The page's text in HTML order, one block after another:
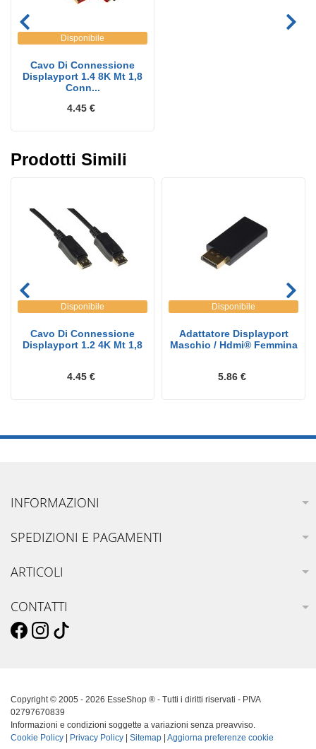
Disponibile
Cavo Di Connessione
Displayport 1.4 8K Mt 1,8
Conn...
4.45 €
Prodotti Simili
Disponibile
Cavo Di Connessione
Displayport 1.2 4K Mt 1,8
4.45 €
Disponibile
Adattatore Displayport
Maschio / Hdmi® Femmina
5.86 €
INFORMAZIONI
SPEDIZIONI E PAGAMENTI
ARTICOLI
CONTATTI
Copyright © 2005 - 2026 EsseShop ® - Tutti i diritti riservati - PIVA
02797670839
Informazioni e condizioni soggette a variazioni senza preavviso.
Cookie Policy
Privacy Policy Sitemap Aggiorna preferenze cookie